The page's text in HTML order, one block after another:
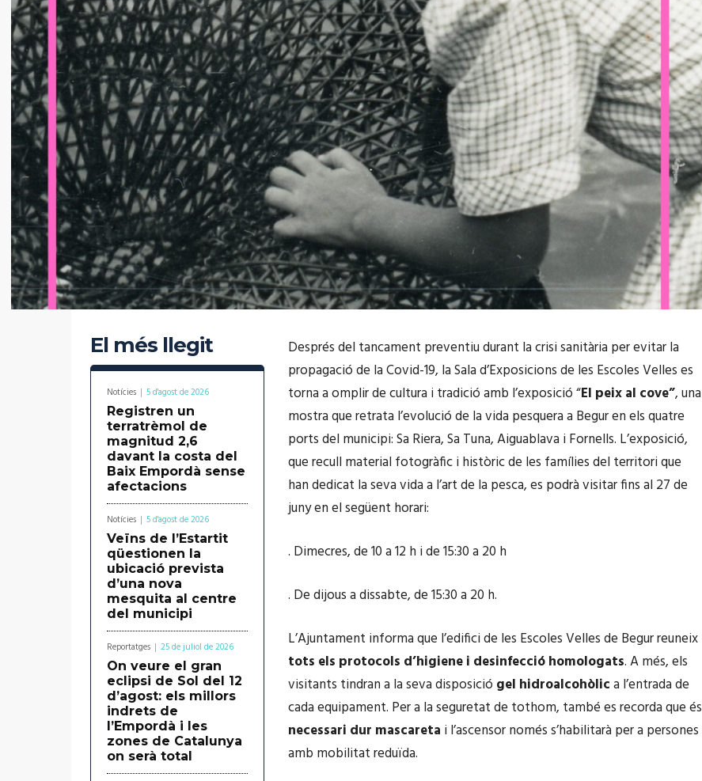
El més llegit
Notícies 5 d'agost de 2026
Registren un
terratrèmol de
magnitud 2,6
davant la costa del
Baix Empordà sense
afectacions
Notícies 5 d'agost de 2026
Veïns de l’Estartit
qüestionen la
ubicació prevista
d’una nova
mesquita al centre
del municipi
Reportatges 25 de juliol de 2026
On veure el gran
eclipsi de Sol del 12
d’agost: els millors
indrets de
l’Empordà i les
zones de Catalunya
on serà total
Després del tancament preventiu durant la crisi sanitària per evitar la
propagació de la Covid-19, la Sala d’Exposicions de les Escoles Velles es
torna a omplir de cultura i tradició amb l’exposició “El peix al cove”, una
mostra que retrata l’evolució de la vida pesquera a Begur en els quatre
ports del municipi: Sa Riera, Sa Tuna, Aiguablava i Fornells. L’exposició,
que recull material fotogràfic i històric de les famílies del territori que
han dedicat la seva vida a l’art de la pesca, es podrà visitar fins al 27 de
juny en el següent horari:
. Dimecres, de 10 a 12 h i de 15:30 a 20 h
. De dijous a dissabte, de 15:30 a 20 h.
L’Ajuntament informa que l’edifici de les Escoles Velles de Begur reuneix
tots els protocols d’higiene i desinfecció homologats. A més, els
visitants tindran a la seva disposició gel hidroalcohòlica l’entrada de
cada equipament. Per a la seguretat de tothom, també es recorda que és
necessari dur mascareta i l’ascensor només s’habilitarà per a persones
amb mobilitat reduïda.